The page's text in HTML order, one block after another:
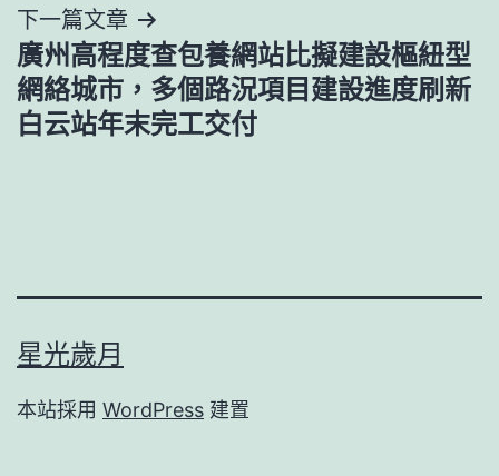
覽
下一篇文章
廣州高程度查包養網站比擬建設樞紐型
網絡城市，多個路況項目建設進度刷新
白云站年末完工交付
星光歲月
本站採用 WordPress 建置